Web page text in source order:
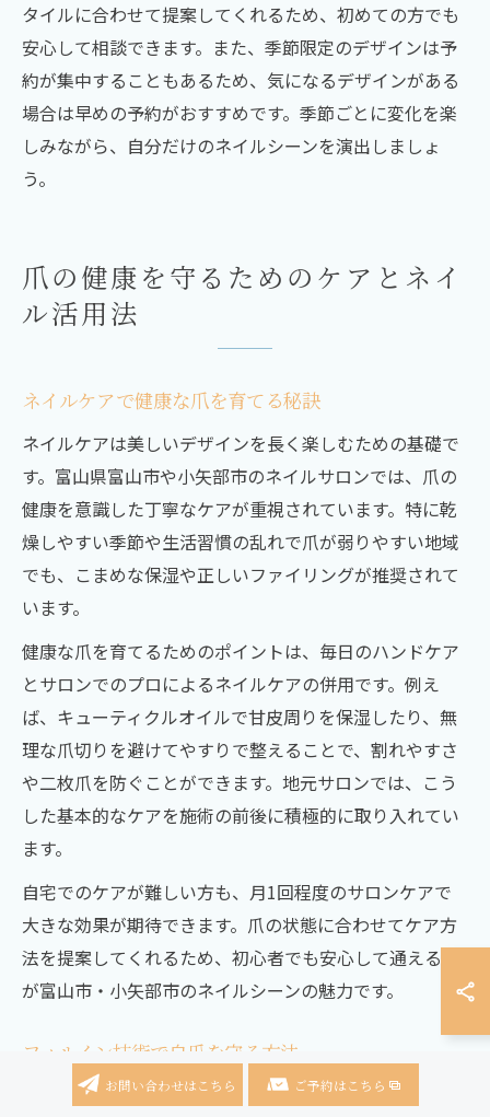
タイルに合わせて提案してくれるため、初めての方でも
安心して相談できます。また、季節限定のデザインは予
約が集中することもあるため、気になるデザインがある
場合は早めの予約がおすすめです。季節ごとに変化を楽
しみながら、自分だけのネイルシーンを演出しましょ
う。
爪の健康を守るためのケアとネイ
ル活用法
ネイルケアで健康な爪を育てる秘訣
ネイルケアは美しいデザインを長く楽しむための基礎で
す。富山県富山市や小矢部市のネイルサロンでは、爪の
健康を意識した丁寧なケアが重視されています。特に乾
燥しやすい季節や生活習慣の乱れで爪が弱りやすい地域
でも、こまめな保湿や正しいファイリングが推奨されて
います。
健康な爪を育てるためのポイントは、毎日のハンドケア
とサロンでのプロによるネイルケアの併用です。例え
ば、キューティクルオイルで甘皮周りを保湿したり、無
理な爪切りを避けてやすりで整えることで、割れやすさ
や二枚爪を防ぐことができます。地元サロンでは、こう
した基本的なケアを施術の前後に積極的に取り入れてい
ます。
自宅でのケアが難しい方も、月1回程度のサロンケアで
大きな効果が期待できます。爪の状態に合わせてケア方
法を提案してくれるため、初心者でも安心して通えるの
が富山市・小矢部市のネイルシーンの魅力です。
フィルイン技術で自爪を守る方法
フィルインは、ジェルネイルのベースを残して伸びた部
お問い合わせはこちら ご予約はこちら